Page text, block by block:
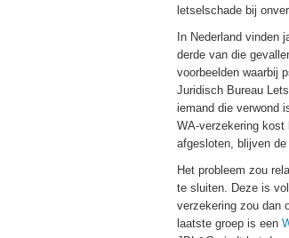
letselschade bij
In Nederland vinden
derde van die
voorbeelden waarbij
Juridisch Bureau
iemand die verwond
WA-verzekering kost
afgesloten, blijven
Het probleem zou
te sluiten. Deze is
verzekering zou dan
laatste groep is een